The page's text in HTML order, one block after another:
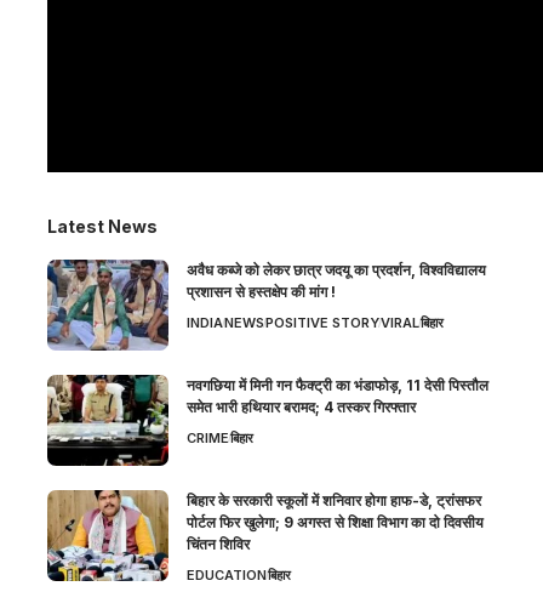
Latest News
अवैध कब्जे को लेकर छात्र जदयू का प्रदर्शन, विश्वविद्यालय
प्रशासन से हस्तक्षेप की मांग !
INDIANEWSPOSITIVE STORYVIRALबिहार
नवगछिया में मिनी गन फैक्ट्री का भंडाफोड़, 11 देसी पिस्तौल
समेत भारी हथियार बरामद; 4 तस्कर गिरफ्तार
CRIMEबिहार
बिहार के सरकारी स्कूलों में शनिवार होगा हाफ-डे, ट्रांसफर
पोर्टल फिर खुलेगा; 9 अगस्त से शिक्षा विभाग का दो दिवसीय
चिंतन शिविर
EDUCATIONबिहार